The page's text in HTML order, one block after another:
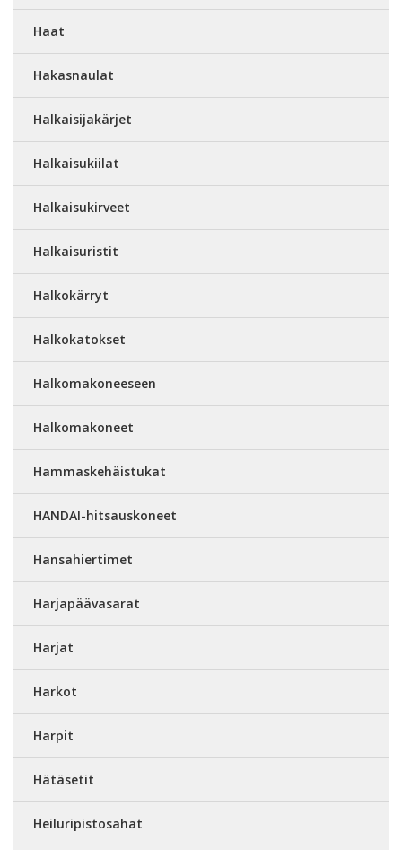
Haat
Hakasnaulat
Halkaisijakärjet
Halkaisukiilat
Halkaisukirveet
Halkaisuristit
Halkokärryt
Halkokatokset
Halkomakoneeseen
Halkomakoneet
Hammaskehäistukat
HANDAI-hitsauskoneet
Hansahiertimet
Harjapäävasarat
Harjat
Harkot
Harpit
Hätäsetit
Heiluripistosahat